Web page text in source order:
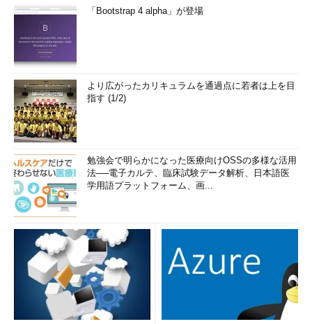
ている。
それでは最後にAzure Services Platformの概要について説明す
更新履歴
【2009/01/22】
「Bootstrap 4 alpha」が登場
より広がったカリキュラムを通過点に若者は上を目
指す (1/2)
勉強会で明らかになった医療向けOSSの多様な活用
法──電子カルテ、臨床試験データ解析、日本語医
学用語プラットフォーム、画...